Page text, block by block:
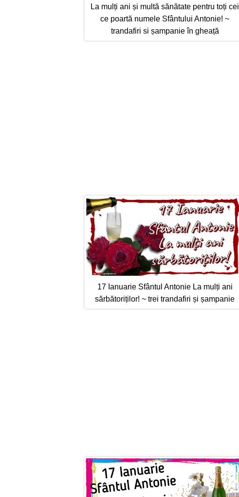
La mulți ani și multă sănătate pentru toți cei
ce poartă numele Sfântului Antonie! ~
trandafiri si șampanie în gheață
17 Ianuarie Sfântul Antonie La mulți ani
sărbătoriților! ~ trei trandafiri și șampanie